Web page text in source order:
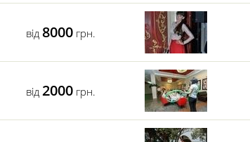
від 8000 грн.
від 2000 грн.